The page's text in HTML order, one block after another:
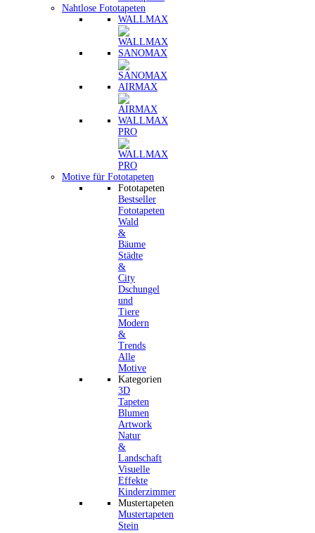
Nahtlose Fototapeten
WALLMAX
SANOMAX
AIRMAX
WALLMAX
PRO
Motive für Fototapeten
Fototapeten
Bestseller
Fototapeten
Wald
&
Bäume
Städte
&
City
Dschungel
und
Tiere
Modern
&
Trends
Alle
Motive
Kategorien
3D
Tapeten
Blumen
Artwork
Natur
&
Landschaft
Visuelle
Effekte
Kinderzimmer
Mustertapeten
Mustertapeten
Stein